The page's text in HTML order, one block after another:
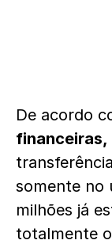
De acordo
financeiras,
somente no
milhões já
totalmente